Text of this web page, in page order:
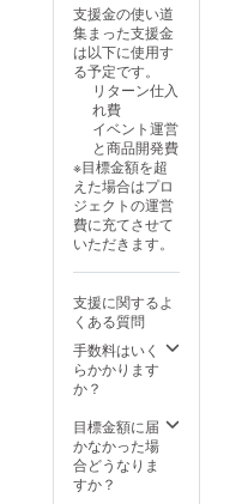
る場合
があり
ます。
●原動機
付自転
証明書
を含む
●適格請
求書発
行事業
者登録
番号：
あり ※
求書発
行事業
者登録
番号の
記載の
ンボイ
スが必
要な場
合は、
する必
要があ
りま
す。 ※
製品の
上と改
良によ
り、デ
ザイ
ン・仕
様は変
更にな
る可能
ざいま
す。
ご了承
くださ
い。 ※
状況、
使用部
材の供
給状
す。
ご了承
くださ
い。 ※
ご注文
使用部
材の供
給状
況、製
造工程
上の都
合等に
より出
が遅れ
る場合
があり
ます。
●原動機
車販売
証明書
を含む
●適格請
額で
す。 ※
離島
（北海
道、沖
島在住
の方向
け）の
追加送
料は
CAMPF
IREをご
注文さ
後、商
品を発
送する
一週間
前に弊
ホーム
ページ
にて追
加の離
の方向
け）の
追加送
料は
CAMPF
注文さ
れた
後、商
品を発
送する
一週間
前に弊
社の
ページ
にて追
加の離
島送料
11,000
み)をお
払う必
要があ
りま
775,600
円の
42%OF
F ※箱入
り(ハン
バーと
前輪の
取付け
が必要)
での送
料
37,600
円を含
額で
す。 ※
離島
（北海
道、沖
島在住
の方向
け）の
追加送
支援金の使い道
集まった支援金
は以下に使用す
る予定です。
リターン仕入
れ費
イベント運営
と商品開発費
※目標金額を超
えた場合はプロ
ジェクトの運営
費に充てさせて
いただきます。
支援に関するよ
くある質問
手数料はいく
らかかります
か？
目標金額に届
かなかった場
合どうなりま
すか？